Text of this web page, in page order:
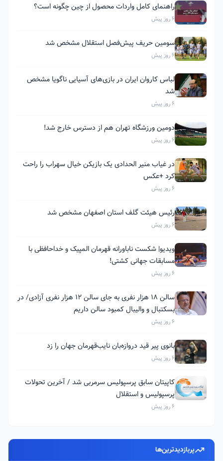
راهنمای کامل واردات محصول از چین چگونه است؟
6 روز پیش
سومین حریف پیش‌فصل استقلال مشخص شد
6 روز پیش
لباس کاروان ایران در بازی‌های آسیایی ناگویا مشخص
شد
6 روز پیش
دومین ورزشگاه تهران هم از دسترس خارج شد!
6 روز پیش
در غیاب منیر الحدادی یک بازیکن خیال سهراب را راحت
کرد +عکس
6 روز پیش
رئیس هیئت گلف استان اصفهان مشخص شد
6 روز پیش
ویدیو| شکست ناباورانه قهرمان المپیک و خداحافظی با
مسابقات جهانی کشتی!
6 روز پیش
سالن ۱۸ هزار نفری به جای سالن ۱۲ هزار نفری آزادی/ در
بسکتبال و والیبال کمبود سالن داریم
6 روز پیش
بانوی پیر قید دروازه‌بان نایب‌قهرمان جهان را زد
6 روز پیش
کاپیتان سابق پرسپولیس سرمربی شد / آخرین تحولات
پرسپولیس و استقلال
6 روز پیش
پربازدیدترین‌ها